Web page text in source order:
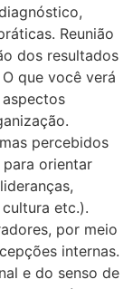
Reunião
dos resultados
que você verá
percebidos
orientar
etc.).
por meio
internas.
e do senso de